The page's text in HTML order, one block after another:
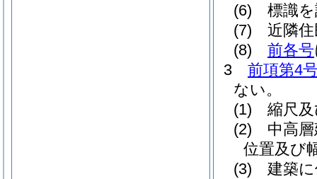
(6)
標識
(7)
近隣
(8)
前各号
3
前項第4
ない。
(1)
縮尺
(2)
中高
位置及び
(3)
建築